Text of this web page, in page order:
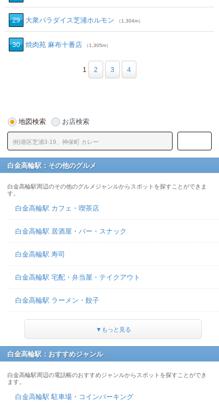
29 大衆パラダイス芝浦ホルモン （1,304m）
30 焼肉苑 麻布十番店 （1,305m）
1 2 3 4
地図検索 お店検索
白金高輪駅：その他のグルメ
白金高輪駅周辺のその他のグルメジャンルからスポットを探すことができま
す。
白金高輪駅 カフェ・喫茶店
白金高輪駅 居酒屋・バー・スナック
白金高輪駅 寿司
白金高輪駅 宅配・弁当屋・テイクアウト
白金高輪駅 ラーメン・餃子
▼もっと見る
白金高輪駅：おすすめジャンル
白金高輪駅周辺の電話帳のおすすめジャンルからスポットを探すことができ
ます。
白金高輪駅 駐車場・コインパーキング